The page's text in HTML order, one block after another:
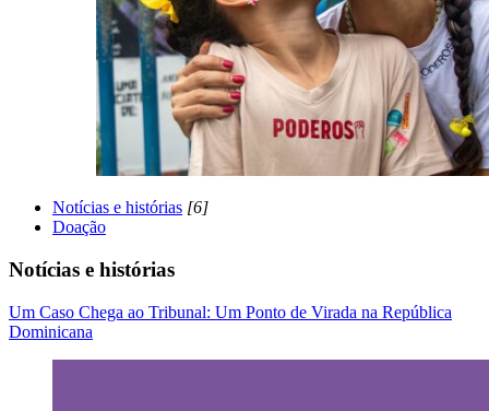
Notícias e histórias [6]
Doação
Notícias e histórias
Um Caso Chega ao Tribunal: Um Ponto de Virada na República
Dominicana